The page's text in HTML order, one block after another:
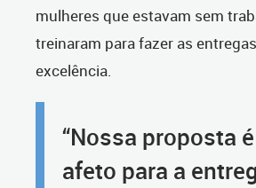
mulheres que estavam sem
treinaram para fazer as
excelência.
“Nossa proposta
afeto para a